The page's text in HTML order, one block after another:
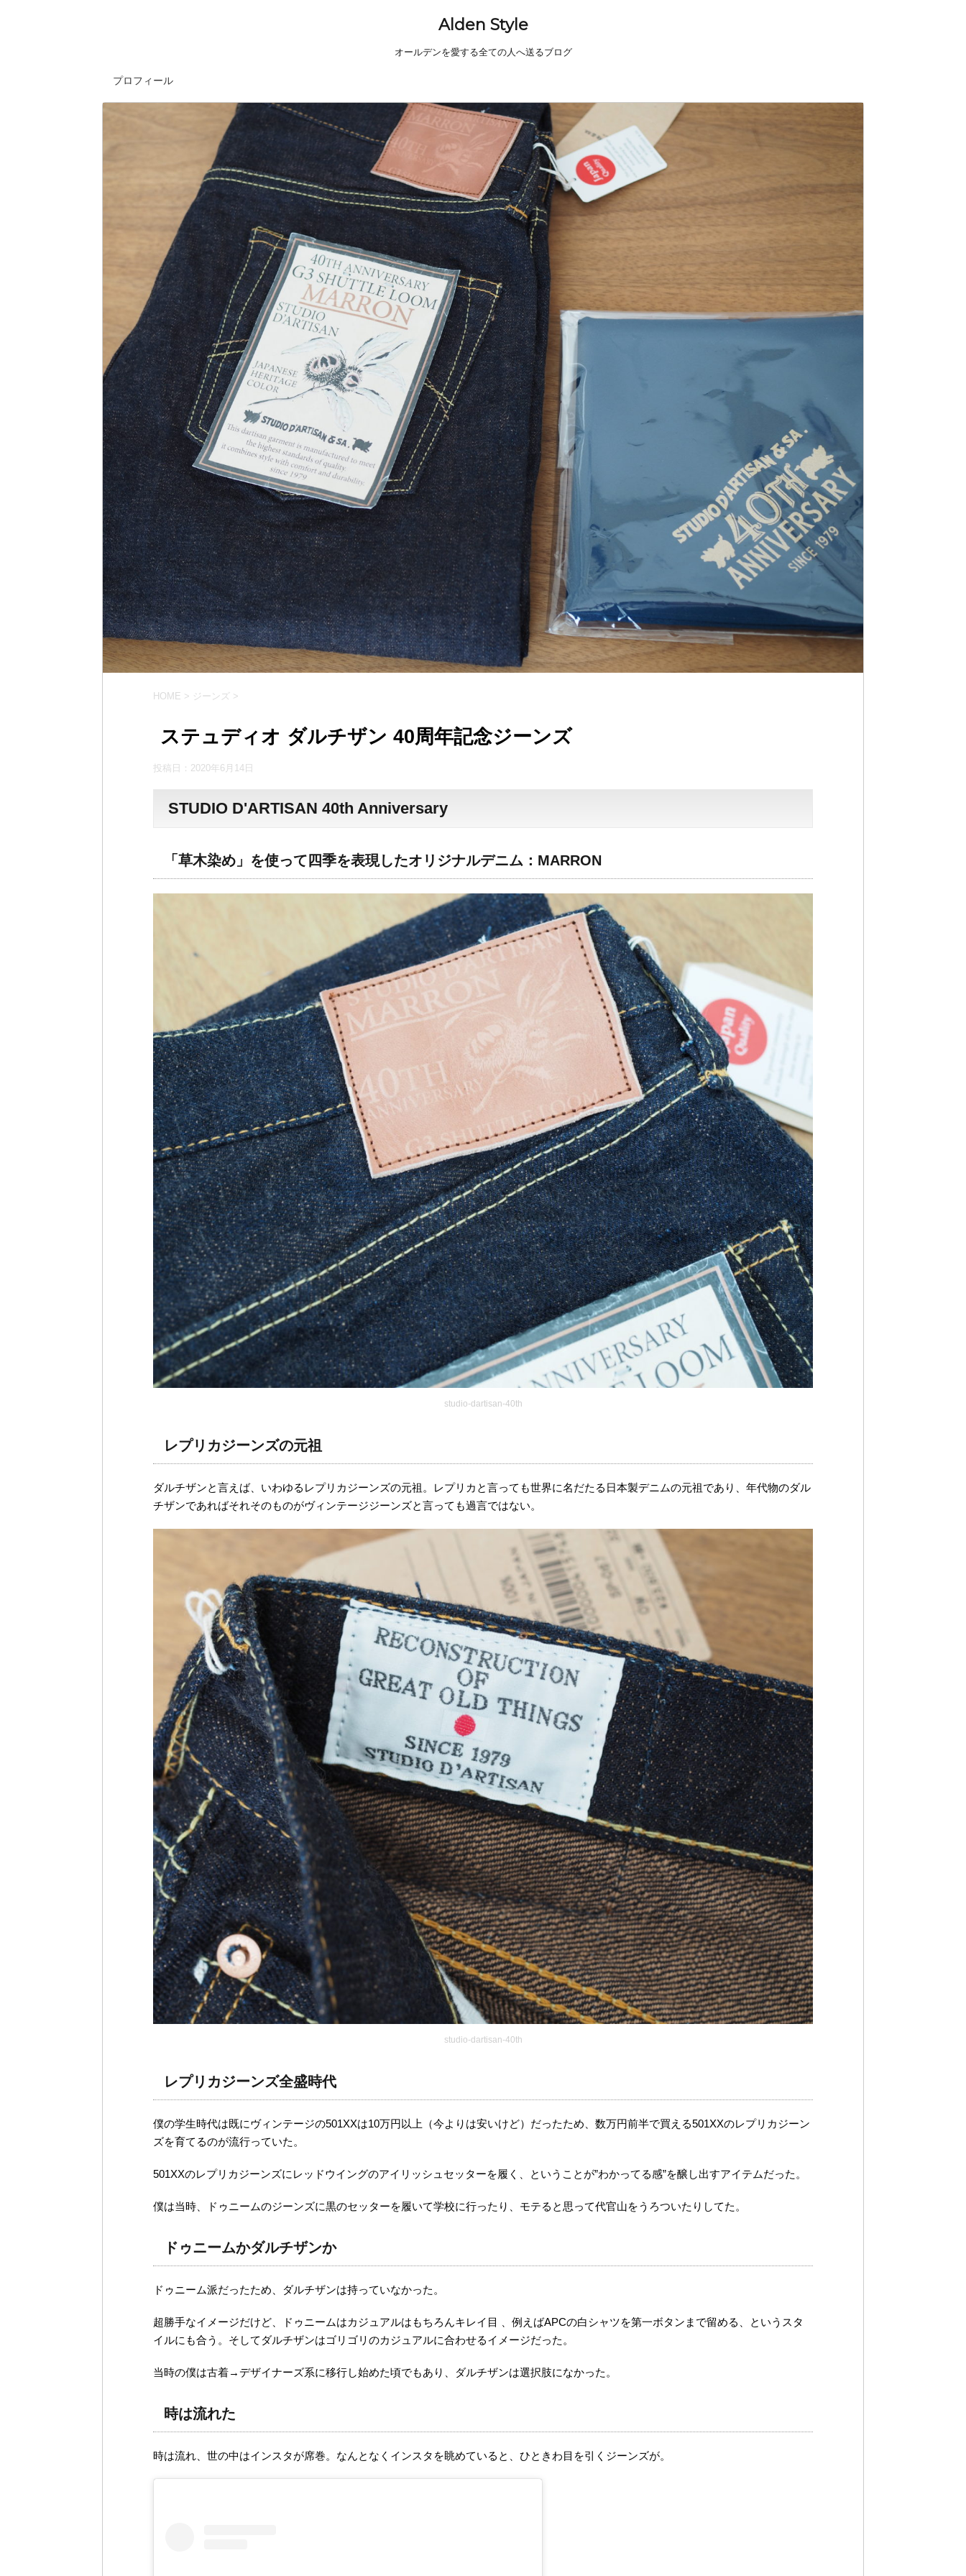
Alden Style
オールデンを愛する全ての人へ送るブログ
プロフィール
HOME > ジーンズ >
ステュディオ ダルチザン 40周年記念ジーンズ
投稿日： 2020年6月14日
STUDIO D'ARTISAN 40th Anniversary
「草木染め」を使って四季を表現したオリジナルデニム：MARRON
studio-dartisan-40th
レプリカジーンズの元祖
ダルチザンと言えば、いわゆるレプリカジーンズの元祖。レプリカと言っても世界に名だたる日本製デニムの元祖であり、年代物のダル
チザンであればそれそのものがヴィンテージジーンズと言っても過言ではない。
studio-dartisan-40th
レプリカジーンズ全盛時代
僕の学生時代は既にヴィンテージの501XXは10万円以上（今よりは安いけど）だったため、数万円前半で買える501XXのレプリカジーン
ズを育てるのが流行っていた。
501XXのレプリカジーンズにレッドウイングのアイリッシュセッターを履く、ということが”わかってる感”を醸し出すアイテムだった。
僕は当時、ドゥニームのジーンズに黒のセッターを履いて学校に行ったり、モテると思って代官山をうろついたりしてた。
ドゥニームかダルチザンか
ドゥニーム派だったため、ダルチザンは持っていなかった。
超勝手なイメージだけど、ドゥニームはカジュアルはもちろんキレイ目 、例えばAPCの白シャツを第一ボタンまで留める、というスタ
イルにも合う。そしてダルチザンはゴリゴリのカジュアルに合わせるイメージだった。
当時の僕は古着→デザイナーズ系に移行し始めた頃でもあり、ダルチザンは選択肢になかった。
時は流れた
時は流れ、世の中はインスタが席巻。なんとなくインスタを眺めていると、ひときわ目を引くジーンズが。